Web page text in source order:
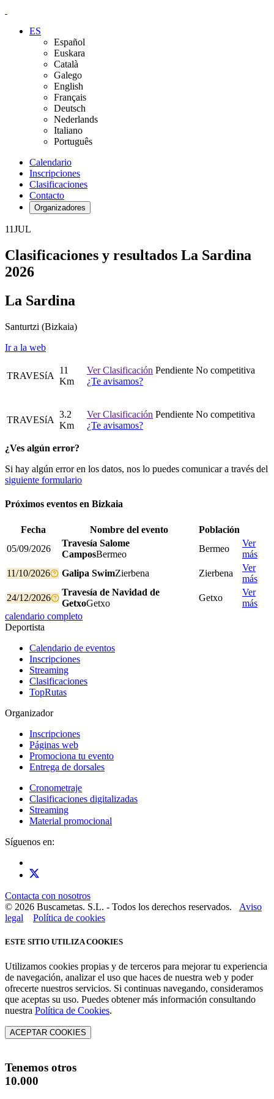
ES
Español
Euskara
Català
Galego
English
Français
Deutsch
Nederlands
Italiano
Português
Calendario
Inscripciones
Clasificaciones
Contacto
Organizadores
11JUL
Clasificaciones y resultados La Sardina
2026
La Sardina
Santurtzi (Bizkaia)
Ir a la web
TRAVESíA
11
Km
Ver Clasificación Pendiente No competitiva
¿Te avisamos?
TRAVESíA
3.2
Km
Ver Clasificación Pendiente No competitiva
¿Te avisamos?
¿Ves algún error?
Si hay algún error en los datos, nos lo puedes comunicar a través del
siguiente formulario
Próximos eventos en Bizkaia
Fecha Nombre del evento
Población
05/09/2026
Travesía Salome
CamposBermeo
Bermeo
Ver
más
11/10/2026
Galipa SwimZierbena Zierbena
Ver
más
24/12/2026
Travesía de Navidad de
GetxoGetxo
Getxo
Ver
más
calendario completo
Deportista
Calendario de eventos
Inscripciones
Streaming
Clasificaciones
TopRutas
Organizador
Inscripciones
Páginas web
Promociona tu evento
Entrega de dorsales
Cronometraje
Clasificaciones digitalizadas
Streaming
Material promocional
Síguenos en:
Contacta con nosotros
© 2026 Buscametas. S.L. - Todos los derechos reservados. Aviso
legal
Política de cookies
ESTE SITIO UTILIZA COOKIES
Utilizamos cookies propias y de terceros para mejorar tu experiencia
de navegación, analizar el uso que haces de nuestra web y poder
ofrecerte nuestros servicios. Si continuas navegando, consideramos
que aceptas su uso. Puedes obtener más información consultando
nuestra Política de Cookies.
ACEPTAR COOKIES
Tenemos otros
10.000